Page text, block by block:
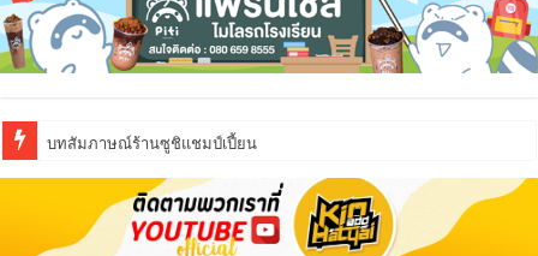
บทสัมภาษณ์ร้านซูชิแชมป์เปี้ยน